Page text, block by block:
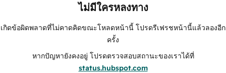
ไม่มีใครหลงทาง
เกิดข้อผิดพลาดที่ไม่คาดคิดขณะโหลดหน้านี้ โปรดรีเฟรชหน้านี้แล้วลองอีก
ครั้ง
หากปัญหายังคงอยู่ โปรดตรวจสอบสถานะของเราได้ที่
status.hubspot.com